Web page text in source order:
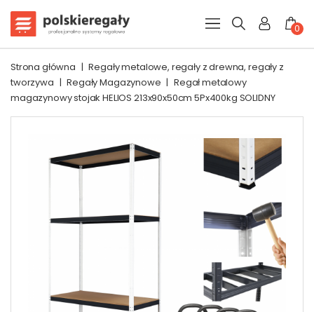
0
Strona główna | Regały metalowe, regały z drewna, regały z
tworzywa | Regały Magazynowe | Regał metalowy
magazynowy stojak HELIOS 213x90x50cm 5Px400kg SOLIDNY